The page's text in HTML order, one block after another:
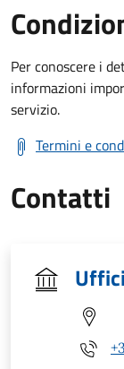
Per conoscere i
informazioni
servizio.
Termini e
Contatti